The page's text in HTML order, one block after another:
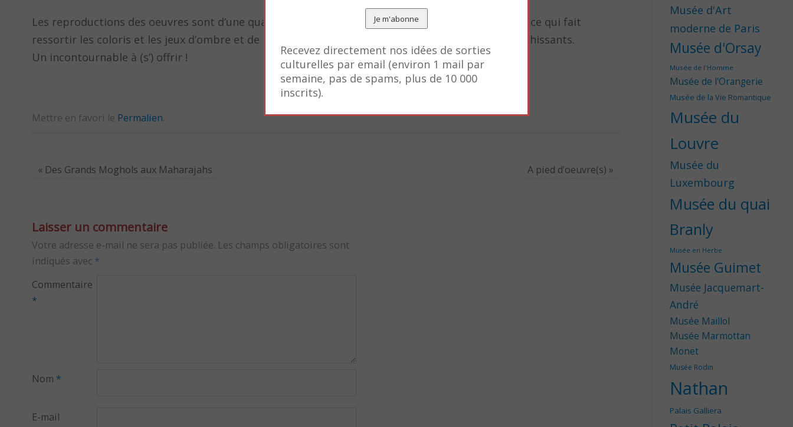
Les reproductions des oeuvres sont d’une qualité sans égale ; la maquette du livre est lumineuse, ce qui fait
ressortir les coloris et les jeux d’ombre et de lumière des peintures ; les textes sont clairs et enrichissants.
Un incontournable à (s’) offrir !
Mettre en favori le Permalien.
« Des Grands Moghols aux Maharajahs A pied d’oeuvre(s) »
Laisser un commentaire
Votre adresse e-mail ne sera pas publiée. Les champs obligatoires sont
indiqués avec *
Commentaire
*
Nom *
E-mail
Musée d'Art
moderne de Paris
Musée d'Orsay
Musée de l'Homme
Musée de l'Orangerie
Musée de la Vie Romantique
Musée du
Louvre
Musée du
Luxembourg
Musée du quai
Branly
Musée en Herbe
Musée Guimet
Musée Jacquemart-
André
Musée Maillol
Musée Marmottan
Monet
Musée Rodin
Nathan
Palais Galliera
Recevez directement nos idées de sorties
culturelles par email (environ 1 mail par
semaine, pas de spams, plus de 10 000
inscrits).